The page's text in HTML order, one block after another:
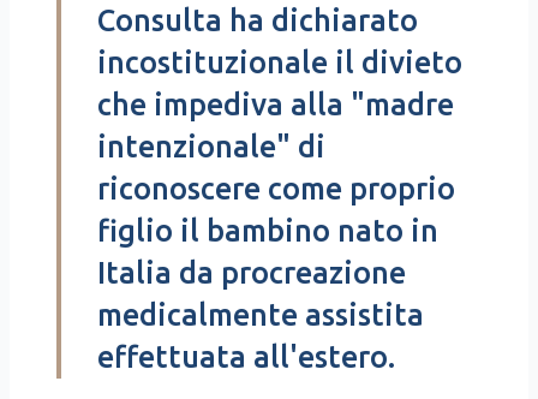
Consulta ha dichiarato
incostituzionale il divieto
che impediva alla "madre
intenzionale" di
riconoscere come proprio
figlio il bambino nato in
Italia da procreazione
medicalmente assistita
effettuata all'estero.